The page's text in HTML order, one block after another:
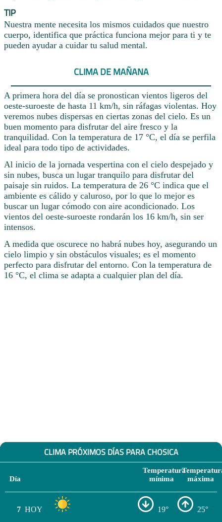
TIP
Nuestra mente necesita los mismos cuidados que nuestro
cuerpo, identifica que práctica funciona mejor para ti y te
pueden ayudar a cuidar tu salud mental.
CLIMA DE MAÑANA
A primera hora del día se pronostican vientos ligeros del
oeste-suroeste de hasta 11 km/h, sin ráfagas violentas. Hoy
veremos nubes dispersas en ciertas zonas del cielo. Es un
buen momento para disfrutar del aire fresco y la
tranquilidad. Con la temperatura de 17 °C, el día se perfila
ideal para todo tipo de actividades.
Al inicio de la jornada vespertina con el cielo despejado y
sin nubes, busca un lugar tranquilo para disfrutar del
paisaje sin ruidos. La temperatura de 26 °C indica que el
ambiente es cálido y caluroso, por lo que lo mejor es
buscar un lugar cómodo con aire acondicionado. Los
vientos del oeste-suroeste rondarán los 16 km/h, sin ser
intensos.
A medida que oscurece no habrá nubes hoy, asegurando un
cielo limpio y sin obstáculos visuales; es el momento
perfecto para disfrutar del entorno. Con la temperatura de
16 °C, el clima se adapta a cualquier plan del día.
CLIMA PRÓXIMOS DÍAS PARA CHOSICA
Día
Temperatura
mínima
máxima
7 HOY 19° 25°